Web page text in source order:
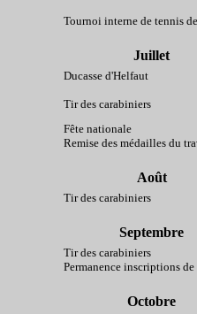
Tournoi interne de tennis
Juillet
Ducasse d'Helfaut
Tir des carabiniers
Fête nationale
Remise des médailles du
Août
Tir des carabiniers
Septembre
Tir des carabiniers
Permanence inscriptions
Octobre